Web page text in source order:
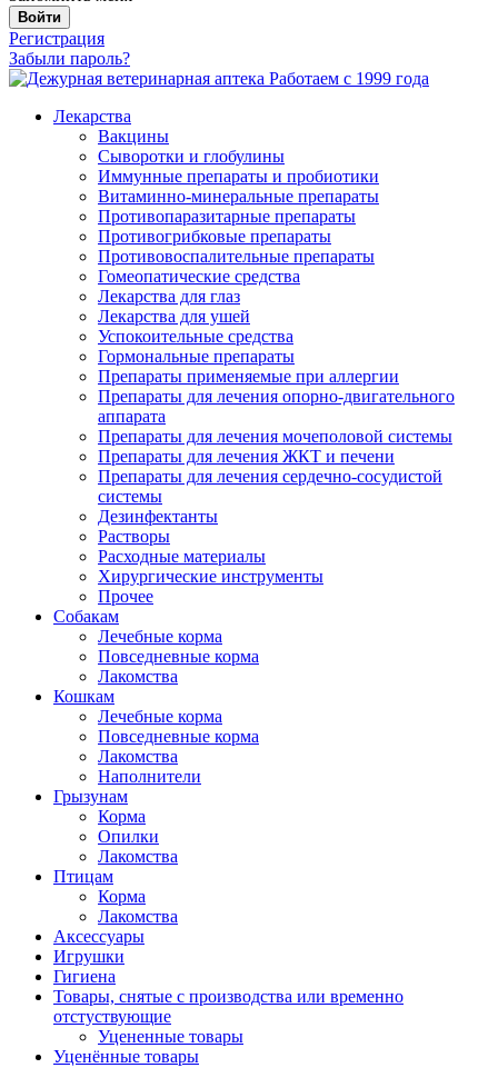
Войти
Регистрация
Забыли пароль?
Работаем с 1999 года
Лекарства
Вакцины
Сыворотки и глобулины
Иммунные препараты и пробиотики
Витаминно-минеральные препараты
Противопаразитарные препараты
Противогрибковые препараты
Противовоспалительные препараты
Гомеопатические средства
Лекарства для глаз
Лекарства для ушей
Успокоительные средства
Гормональные препараты
Препараты применяемые при аллергии
Препараты для лечения опорно-двигательного
аппарата
Препараты для лечения мочеполовой системы
Препараты для лечения ЖКТ и печени
Препараты для лечения сердечно-сосудистой
системы
Дезинфектанты
Растворы
Расходные материалы
Хирургические инструменты
Прочее
Собакам
Лечебные корма
Повседневные корма
Лакомства
Кошкам
Лечебные корма
Повседневные корма
Лакомства
Наполнители
Грызунам
Корма
Опилки
Лакомства
Птицам
Корма
Лакомства
Аксессуары
Игрушки
Гигиена
Товары, снятые с производства или временно
отстуствующие
Уцененные товары
Уценённые товары